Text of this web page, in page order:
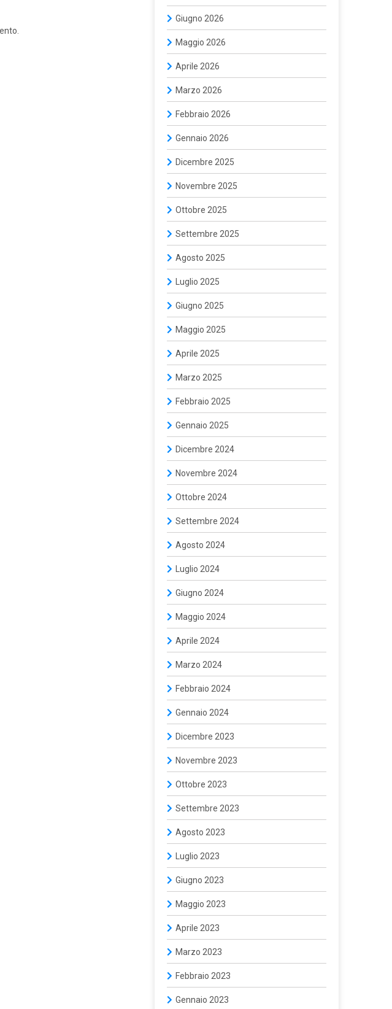
Giugno 2026
Maggio 2026
Aprile 2026
Marzo 2026
Febbraio 2026
Gennaio 2026
Dicembre 2025
Novembre 2025
Ottobre 2025
Settembre 2025
Agosto 2025
Luglio 2025
Giugno 2025
Maggio 2025
Aprile 2025
Marzo 2025
Febbraio 2025
Gennaio 2025
Dicembre 2024
Novembre 2024
Ottobre 2024
Settembre 2024
Agosto 2024
Luglio 2024
Giugno 2024
Maggio 2024
Aprile 2024
Marzo 2024
Febbraio 2024
Gennaio 2024
Dicembre 2023
Novembre 2023
Ottobre 2023
Settembre 2023
Agosto 2023
Luglio 2023
Giugno 2023
Maggio 2023
Aprile 2023
Marzo 2023
Febbraio 2023
Gennaio 2023